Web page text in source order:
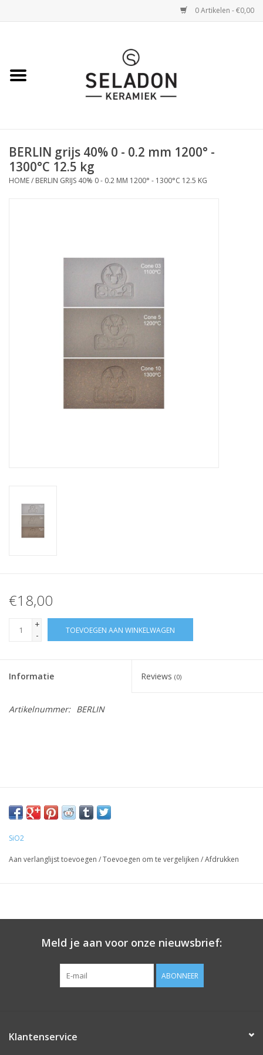
0 Artikelen - €0,00
VERZENDING
BERLIN grijs 40% 0 - 0.2 mm 1200° -
1300°C 12.5 kg
HOME/ BERLIN GRIJS 40% 0 - 0.2 MM 1200° - 1300°C 12.5 KG
€18,00
+
-
TOEVOEGEN AAN WINKELWAGEN
Informatie Reviews (0)
Artikelnummer: BERLIN
SiO2
Aan verlanglijst toevoegen /Toevoegen om te vergelijken /Afdrukken
Meld je aan voor onze nieuwsbrief:
ABONNEER
Klantenservice